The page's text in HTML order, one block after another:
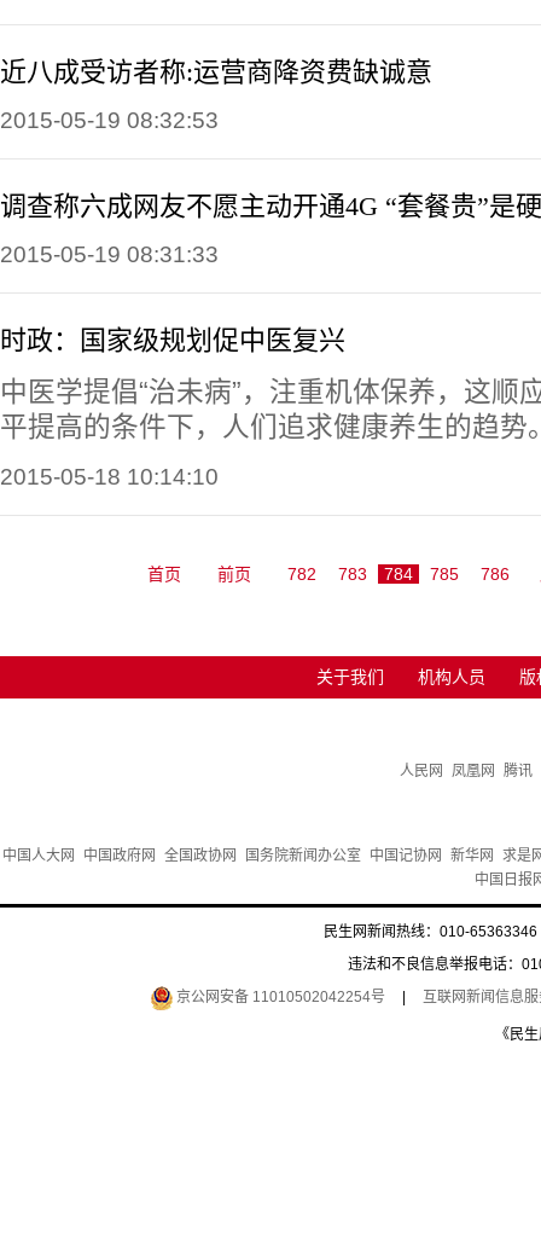
近八成受访者称:运营商降资费缺诚意
2015-05-19 08:32:53
调查称六成网友不愿主动开通4G “套餐贵”是
2015-05-19 08:31:33
时政：国家级规划促中医复兴
中医学提倡“治未病”，注重机体保养，这顺
平提高的条件下，人们追求健康养生的趋势
2015-05-18 10:14:10
首页 前页 782 783 784 785 786
关于我们 机构人员 版
人民网 凤凰网 腾讯
中国人大网 中国政府网 全国政协网 国务院新闻办公室 中国记协网 新华网
求是
中国日报
民生网新闻热线：010-
违法和不良信息举报电话：
京公网安备 11010502042254号
互联网新闻信息
《民